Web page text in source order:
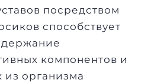
посредством
способствует
компонентов и
из организма